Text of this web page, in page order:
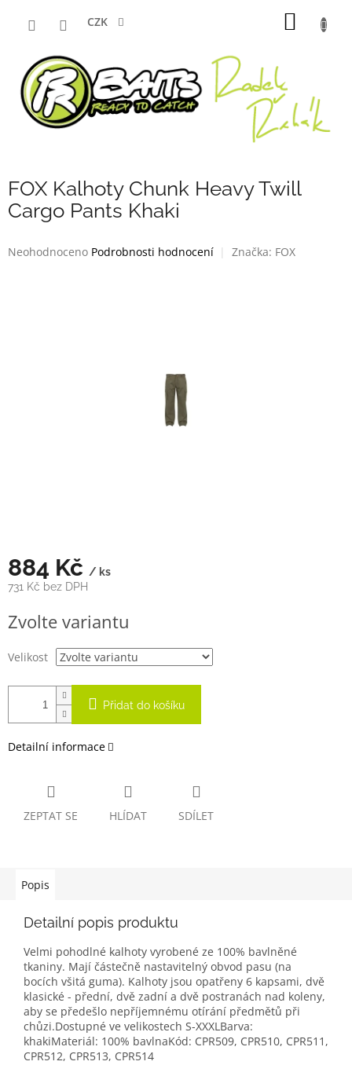
CZK
FOX Kalhoty Chunk Heavy Twill
Cargo Pants Khaki
Průměrné
Neohodnoceno Podrobnosti hodnocení Značka: FOX
884 Kč / ks
731 Kč bez DPH
cena:
Zvolte variantu
Velikost
Přidat do košíku
Detailní informace
ZEPTAT SE HLÍDAT SDÍLET
Popis
Detailní popis produktu
Velmi pohodlné kalhoty vyrobené ze 100% bavlněné
tkaniny. Mají částečně nastavitelný obvod pasu (na
bocích všitá guma). Kalhoty jsou opatřeny 6 kapsami, dvě
klasické - přední, dvě zadní a dvě postranách nad koleny,
aby se předešlo nepříjemnému otírání předmětů při
chůzi.Dostupné ve velikostech S-XXXLBarva:
khakiMateriál: 100% bavlnaKód: CPR509, CPR510, CPR511,
CPR512, CPR513, CPR514